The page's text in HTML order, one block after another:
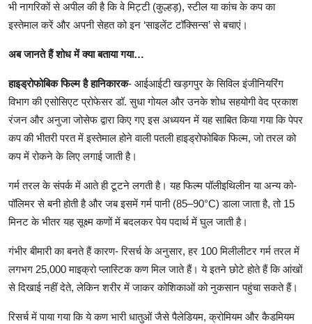
भी नागरिकों से अपील की है कि वे मिट्टी (कुल्हड़), स्टील या कांच के कप का
इस्तेमाल करें और अपनी सेहत को इन ‘साइलेंट टॉक्सिन्स’ से बचाएं।
अब जानते हैं शोध में क्या बताया गया…
हाइड्रोफोबिक फिल्म है हानिकारक- आईआईटी खड़गपुर के सिविल इंजीनियरिंग
विभाग की एसोसिएट प्रोफेसर डॉ. सुधा गोयल और उनके शोध सहयोगी वेद प्रकाश
रंजन और अनुजा जोसेफ द्वारा किए गए इस अध्ययन में यह साबित किया गया कि पेपर
कप की भीतरी परत में इस्तेमाल होने वाली पतली हाइड्रोफोबिक फिल्म, जो तरल को
कप में रोकने के लिए लगाई जाती है।
गर्म तरल के संपर्क में आते ही टूटने लगती है। यह फिल्म पॉलीइथिलीन या अन्य को-
पॉलिमर से बनी होती है और जब इसमें गर्म पानी (85–90°C) डाला जाता है, तो 15
मिनट के भीतर यह सूक्ष्म कणों में बदलकर पेय पदार्थ में घुल जाती है।
गंभीर बीमारी का बनते हैं कारण- रिसर्च के अनुसार, हर 100 मिलीलीटर गर्म तरल में
लगभग 25,000 माइक्रो प्लास्टिक कण मिल जाते हैं। ये इतने छोटे होते हैं कि आंखों
से दिखाई नहीं देते, लेकिन शरीर में जाकर कोशिकाओं को नुकसान पहुंचा सकते हैं।
रिसर्च में पाया गया कि ये कण भारी धातुओं जैसे पैलेडियम, क्रोमियम और कैडमियम